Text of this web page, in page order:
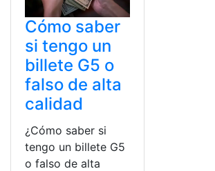
Cómo saber
si tengo un
billete G5 o
falso de alta
calidad
¿Cómo saber si
tengo un billete G5
o falso de alta